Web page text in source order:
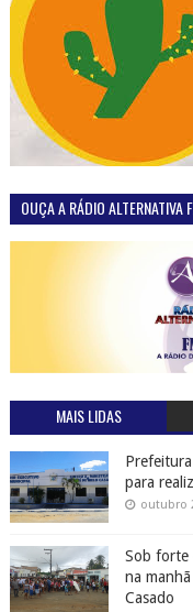
OUÇA A RÁDIO ALTERNATIVA
MAIS LIDAS
para
outubro
Sob forte
na
Casado